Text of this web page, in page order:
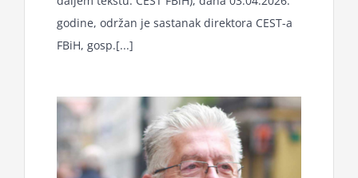
godine, održan je sastanak direktora CEST-a
FBiH, gosp.[...]